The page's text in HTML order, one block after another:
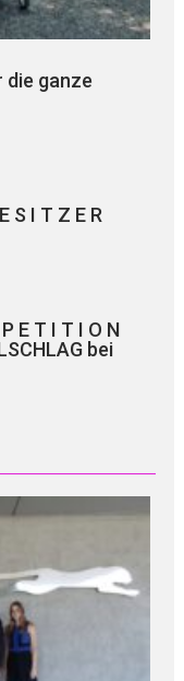
die ganze
S I T Z E R
E T I T I O N
bei